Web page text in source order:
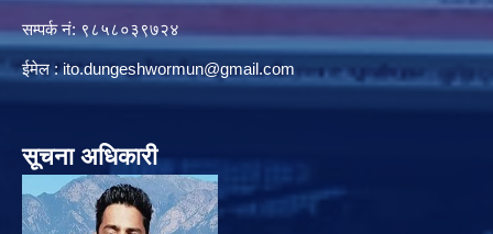
सम्पर्क नं: ९८५८०३९७२४
ईमेल :ito.dungeshwormun@gmail.com
सूचना अधिकारी